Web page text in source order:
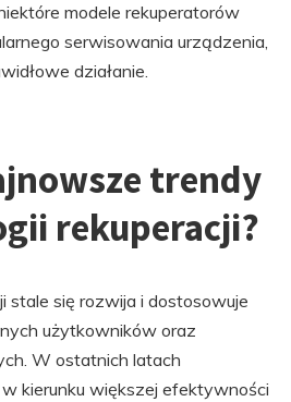
modele rekuperatorów
serwisowania urządzenia,
działanie.
trendy
rekuperacji?
stale się rozwija i dostosowuje
użytkowników oraz
W ostatnich latach
kierunku większej efektywności